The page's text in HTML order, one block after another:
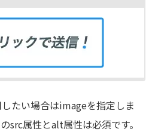
たい場合はimageを指定しま
src属性とalt属性は必須です。